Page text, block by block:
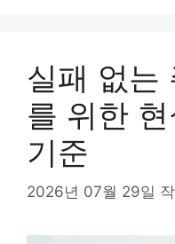
실패 없는
를 위한
기준
2026년 07월 29일